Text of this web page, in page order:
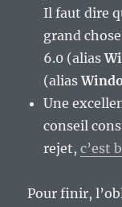
Il faut dire
grand
6.0 (alias
(alias
Une
conseil
rejet,c’est
Pour finir,